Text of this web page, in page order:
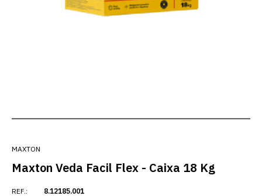
MAXTON
Maxton Veda Facil Flex - Caixa 18 Kg
REF.:
8.12185.001